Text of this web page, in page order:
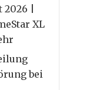
|
XL
bei